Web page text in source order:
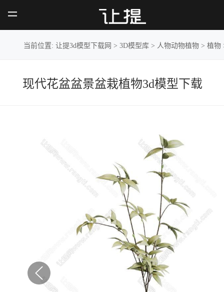
当前位置:让提3d模型下载网 >3D模型库 > 人物动物植物 >植物
现代花盆盆景盆栽植物3d模型下载